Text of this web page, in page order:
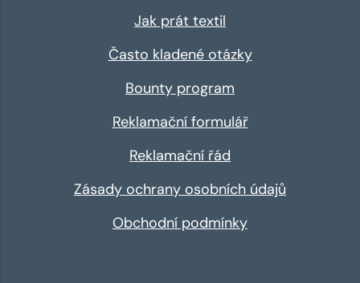
Jak prát textil
Často kladené otázky
Bounty program
Reklamační formulář
Reklamační řád
Zásady ochrany osobních údajů
Obchodní podmínky